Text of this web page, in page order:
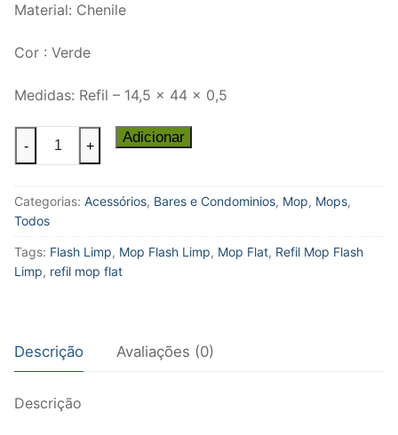
Material: Chenile
Cor : Verde
Medidas: Refil – 14,5 x 44 x 0,5
do
Flat
-
Flash
Limp
- + Adicionar
Categorias: Acessórios, Bares e Condominios, Mop, Mops,
Todos
Tags: Flash Limp, Mop Flash Limp, Mop Flat, Refil Mop Flash
Limp, refil mop flat
Descrição Avaliações (0)
Descrição